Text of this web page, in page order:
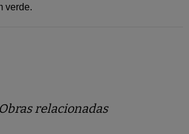
verde.
Obras relacionadas